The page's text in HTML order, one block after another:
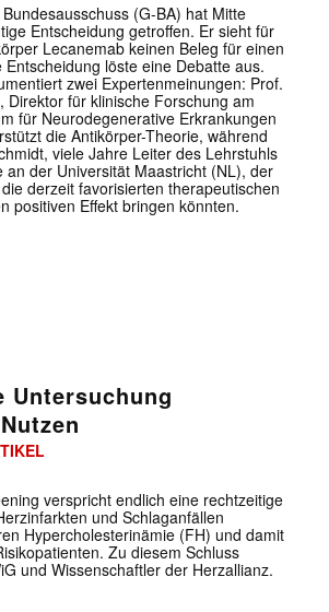
(G-BA) hat Mitte
Entscheidung getroffen. Er sieht für
Lecanemab keinen Beleg für einen
löste eine Debatte aus.
zwei Expertenmeinungen: Prof.
Direktor für klinische Forschung am
für Neurodegenerative Erkrankungen
die Antikörper-Theorie, während
viele Jahre Leiter des Lehrstuhls
an der Universität Maastricht (NL), der
derzeit favorisierten therapeutischen
positiven Effekt bringen könnten.
Untersuchung
verspricht endlich eine rechtzeitige
und Schlaganfällen
Hypercholesterinämie (FH) und damit
Zu diesem Schluss
und Wissenschaftler der Herzallianz.